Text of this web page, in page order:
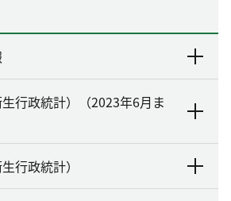
行政統計）（2023年6月ま
行政統計）